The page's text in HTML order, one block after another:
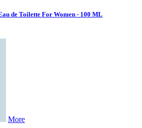
de Toilette For Women - 100 ML
More